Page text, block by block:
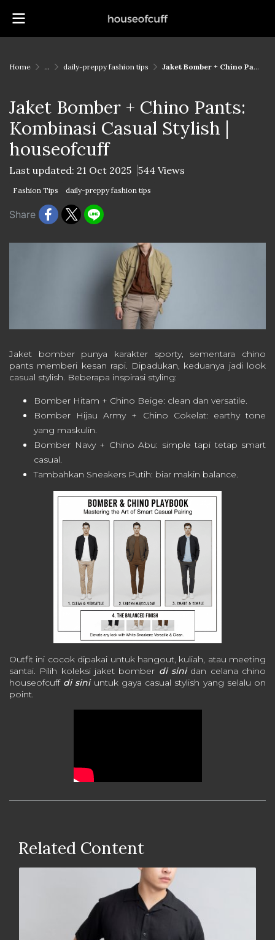
Home ... daily-preppy fashion tips Jaket Bomber + Chino Pants: Kombinasi Casual Stylish | houseofcuff
Jaket Bomber + Chino Pants:
Kombinasi Casual Stylish |
houseofcuff
Last updated: 21 Oct 2025 544 Views
Fashion Tips daily-preppy fashion tips
Share
Jaket bomber punya karakter sporty, sementara chino
pants memberi kesan rapi. Dipadukan, keduanya jadi look
casual stylish. Beberapa inspirasi styling:
Bomber Hitam + Chino Beige: clean dan versatile.
Bomber Hijau Army + Chino Cokelat: earthy tone
yang maskulin.
Bomber Navy + Chino Abu: simple tapi tetap smart
casual.
Tambahkan Sneakers Putih: biar makin balance.
Outfit ini cocok dipakai untuk hangout, kuliah, atau meeting
santai. Pilih koleksi jaket bomber di sinidan celana chino
houseofcuff di siniuntuk gaya casual stylish yang selalu on
point.
Related Content